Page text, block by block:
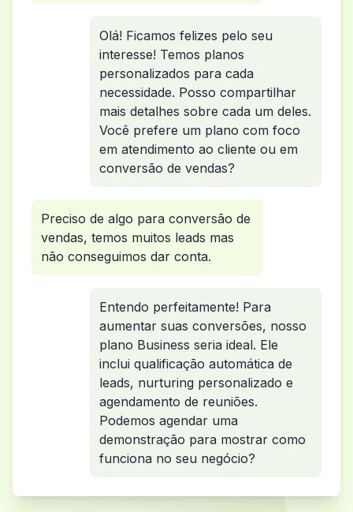
Olá! Ficamos felizes pelo seu
interesse! Temos planos
personalizados para cada
necessidade. Posso compartilhar
mais detalhes sobre cada um deles.
Você prefere um plano com foco
em atendimento ao cliente ou em
conversão de vendas?
Preciso de algo para conversão de
vendas, temos muitos leads mas
não conseguimos dar conta.
Entendo perfeitamente! Para
aumentar suas conversões, nosso
plano Business seria ideal. Ele
inclui qualificação automática de
leads, nurturing personalizado e
agendamento de reuniões.
Podemos agendar uma
demonstração para mostrar como
funciona no seu negócio?